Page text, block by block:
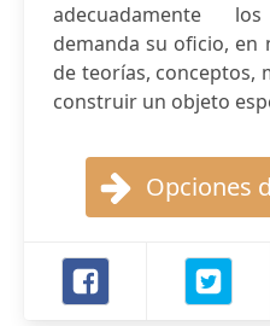
adecuadamente
demanda su oficio, en
de teorías, conceptos,
construir un objeto
Opciones